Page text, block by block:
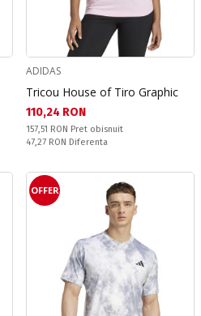
ADIDAS
Tricou House of Tiro Graphic
Текуща цена:
110,24 RON
Pret obisnuit:
157,51 RON Pret obisnuit
Спестявате:
47,27 RON Diferenta
OFFER